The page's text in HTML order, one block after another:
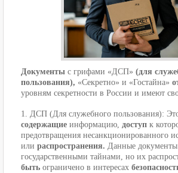
Документы с грифами «ДСП» (для
пользования), «Секретно» и «Гостайна»
уровням секретности в России и имеют
1. ДСП (Для служебного пользования):
содержащие информацию, доступ к
предотвращения несанкционированного
или распространения. Данные документы
государственными тайнами, но их
быть ограничено в интересах